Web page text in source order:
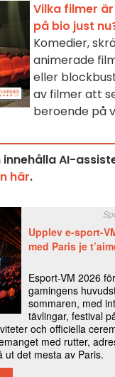
Vilka filmer
på bio just
Komedier,
animerade
eller
av filmer att
beroende på
innehålla AI-
här.